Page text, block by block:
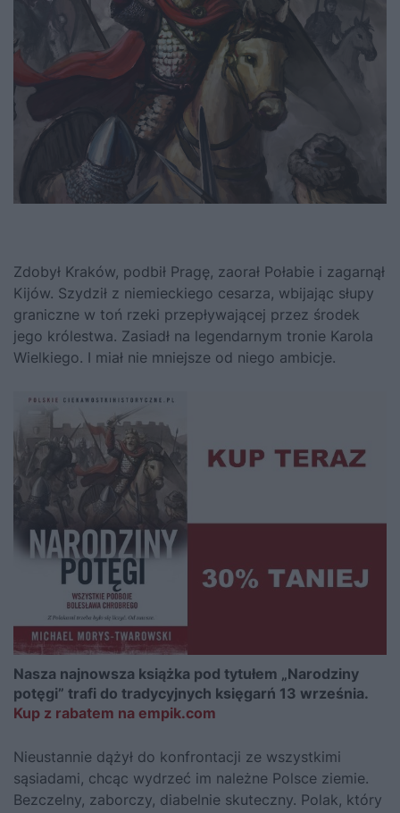
Zdobył Kraków, podbił Pragę, zaorał Połabie i zagarnął
Kijów. Szydził z niemieckiego cesarza, wbijając słupy
graniczne w toń rzeki przepływającej przez środek
jego królestwa. Zasiadł na legendarnym tronie Karola
Wielkiego. I miał nie mniejsze od niego ambicje.
Nasza najnowsza książka pod tytułem „Narodziny
potęgi” trafi do tradycyjnych księgarń 13 września.
Kup z rabatem na empik.com
Nieustannie dążył do konfrontacji ze wszystkimi
sąsiadami, chcąc wydrzeć im należne Polsce ziemie.
Bezczelny, zaborczy, diabelnie skuteczny. Polak, który